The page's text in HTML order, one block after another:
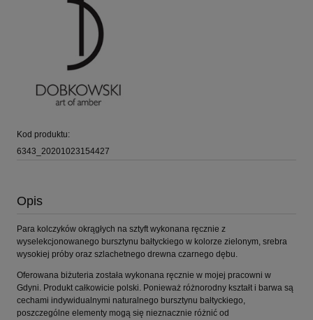
Kod produktu:
6343_20201023154427
Opis
Para kolczyków okrągłych na sztyft wykonana ręcznie z
wyselekcjonowanego bursztynu bałtyckiego w kolorze zielonym, srebra
wysokiej próby oraz szlachetnego drewna czarnego dębu.
Oferowana biżuteria została wykonana ręcznie w mojej pracowni w
Gdyni. Produkt całkowicie polski. Ponieważ różnorodny kształt i barwa są
cechami indywidualnymi naturalnego bursztynu bałtyckiego,
poszczególne elementy mogą się nieznacznie różnić od